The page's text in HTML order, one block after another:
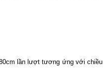
lần lượt tương ứng với chiều